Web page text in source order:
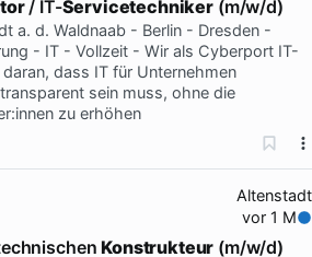
/ IT-Servicetechniker (m/w/d)
a. d. Waldnaab - Berlin - Dresden -
- IT - Vollzeit - Wir als Cyberport IT-
dass IT für Unternehmen
sein muss, ohne die
zu erhöhen
Altenstadt
vor 1 M
Konstrukteur (m/w/d)